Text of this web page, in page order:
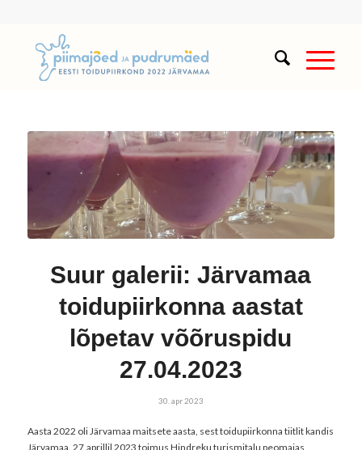
Suur galerii: Järvamaa
toidupiirkonna aastat
lõpetav võõruspidu
27.04.2023
30. apr 2023
Aasta 2022 oli Järvamaa maitsete aasta, sest toidupiirkonna tiitlit kandis
Järvamaa. 27.aprillil 2023 toimus Hindreku turismitalu peomajas